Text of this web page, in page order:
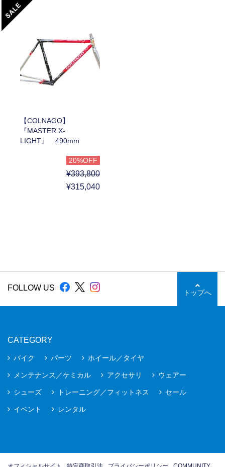
【COLNAGO】
『MASTER X-
LIGHT』 490mm
20%OFF
¥393,800
¥315,040
FOLLOW US
トップへ
CATEGORY
バイク パーツ ホイール／タイヤ
メンテナンス／ケミカル アクセサリ ウェアー
シューズ トレーニング／フィットネス セール
イベント レンタル